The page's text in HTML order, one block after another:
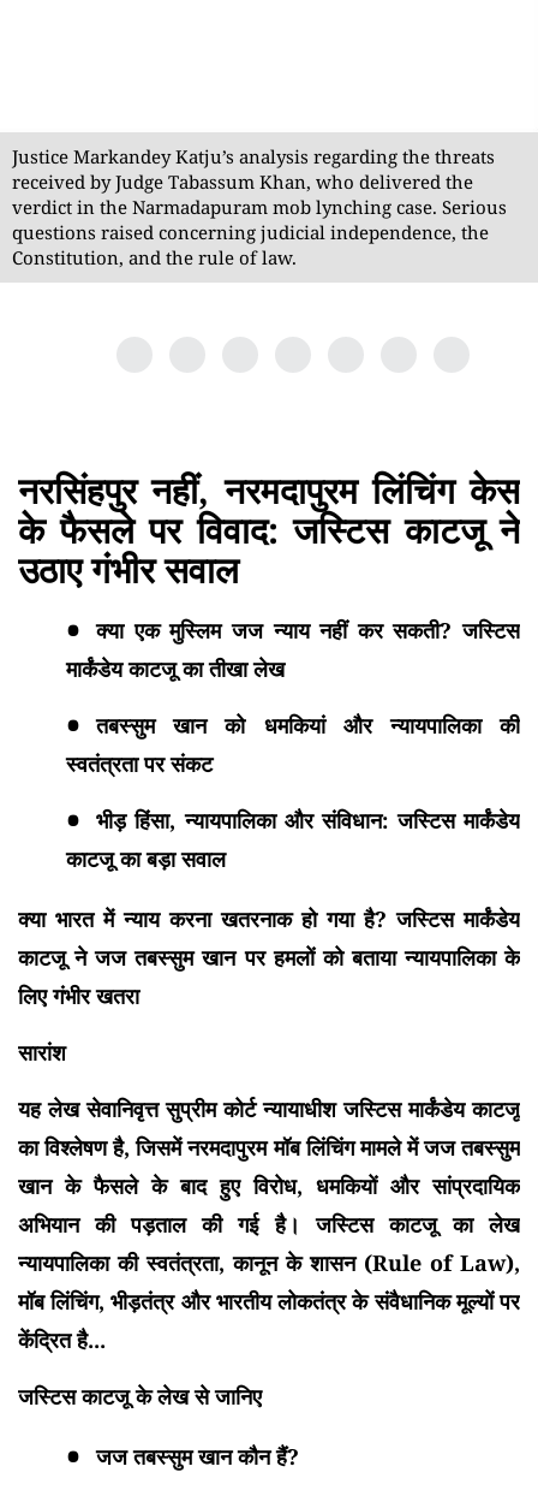
Justice Markandey Katju’s analysis regarding the threats
received by Judge Tabassum Khan, who delivered the
verdict in the Narmadapuram mob lynching case. Serious
questions raised concerning judicial independence, the
Constitution, and the rule of law.
नरसिंहपुर नहीं, नरमदापुरम लिंचिंग केस
के फैसले पर विवाद: जस्टिस काटजू ने
उठाए गंभीर सवाल
क्या एक मुस्लिम जज न्याय नहीं कर सकती? जस्टिस
मार्कंडेय काटजू का तीखा लेख
तबस्सुम खान को धमकियां और न्यायपालिका की
स्वतंत्रता पर संकट
भीड़ हिंसा, न्यायपालिका और संविधान: जस्टिस मार्कंडेय
काटजू का बड़ा सवाल
क्या भारत में न्याय करना खतरनाक हो गया है? जस्टिस मार्कंडेय
काटजू ने जज तबस्सुम खान पर हमलों को बताया न्यायपालिका के
लिए गंभीर खतरा
सारांश
यह लेख सेवानिवृत्त सुप्रीम कोर्ट न्यायाधीश जस्टिस मार्कंडेय काटजू
का विश्लेषण है, जिसमें नरमदापुरम मॉब लिंचिंग मामले में जज तबस्सुम
खान के फैसले के बाद हुए विरोध, धमकियों और सांप्रदायिक
अभियान की पड़ताल की गई है। जस्टिस काटजू का लेख
न्यायपालिका की स्वतंत्रता, कानून के शासन (Rule of Law),
मॉब लिंचिंग, भीड़तंत्र और भारतीय लोकतंत्र के संवैधानिक मूल्यों पर
केंद्रित है...
जस्टिस काटजू के लेख से जानिए
जज तबस्सुम खान कौन हैं?